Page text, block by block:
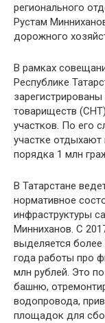
регионального
Рустам
дорожного
В рамках
Республике
товариществ
участков. По его
участке отдыхают
порядка 1 млн
В Татарстане
нормативное
инфраструктуры
Минниханов. С
выделяется более
года работы про
млн рублей. Это
башню,
водопровода,
площадок для